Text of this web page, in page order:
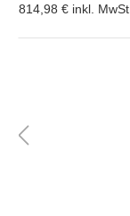
814,98 € inkl. MwSt.